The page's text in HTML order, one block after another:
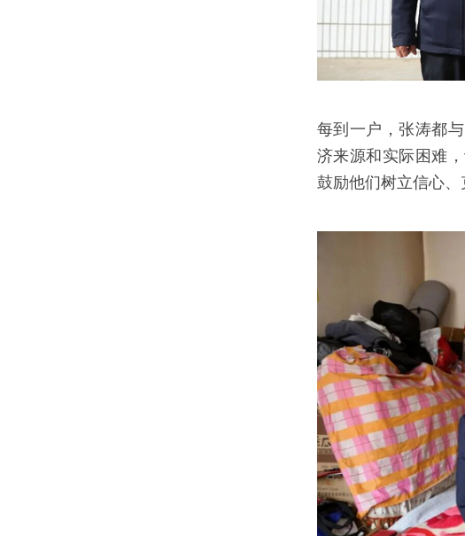
每到一户，张涛都
济来源和实际困难
鼓励他们树立信心、